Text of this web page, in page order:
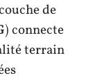
de
) connecte
terrain